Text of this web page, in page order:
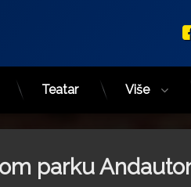
Teatar Više
parku